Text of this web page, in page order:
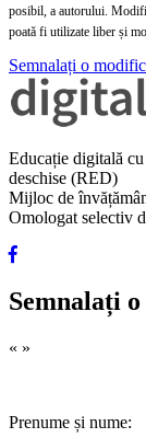
posibil, a autorului.
poată fi utilizate liber și
Semnalați o
Educație digitală
deschise (RED)
Mijloc de
Omologat selectiv
Semnalați
« »
Prenume și nume: